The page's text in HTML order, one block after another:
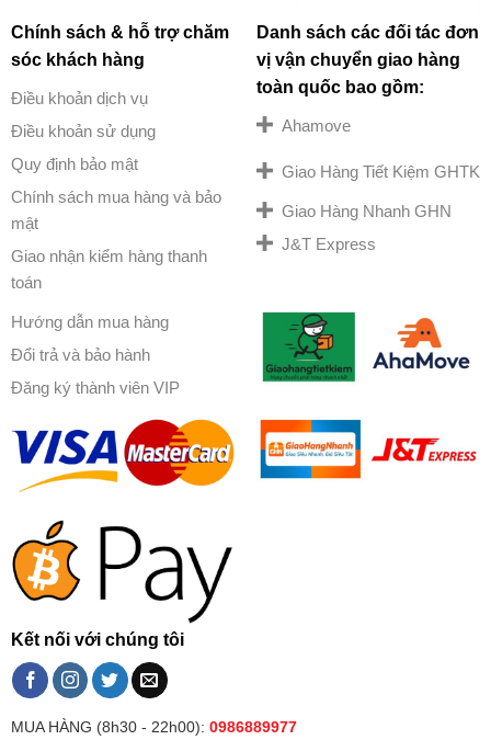
Chính sách & hỗ trợ chăm
sóc khách hàng
Điều khoản dịch vụ
Điều khoản sử dụng
Quy định bảo mật
Chính sách mua hàng và bảo
mật
Giao nhận kiểm hàng thanh
toán
Hướng dẫn mua hàng
Đổi trả và bảo hành
Đăng ký thành viên VIP
Danh sách các đối tác đơn
vị vận chuyển giao hàng
toàn quốc bao gồm:
Ahamove
Giao Hàng Tiết Kiệm GHTK
Giao Hàng Nhanh GHN
J&T Express
Kết nối với chúng tôi
MUA HÀNG (8h30 - 22h00): 0986889977